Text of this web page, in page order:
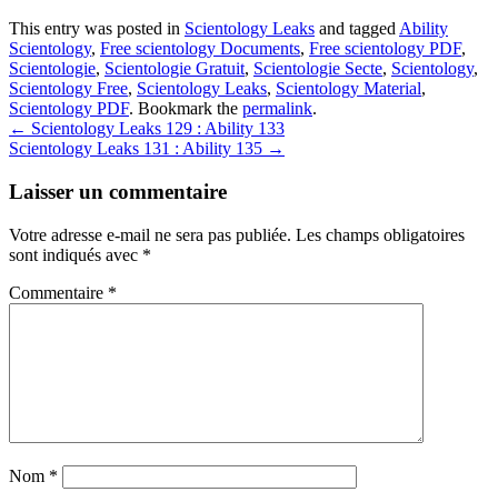
This entry was posted in Scientology Leaks and tagged Ability
Scientology, Free scientology Documents, Free scientology PDF,
Scientologie, Scientologie Gratuit, Scientologie Secte, Scientology,
Scientology Free, Scientology Leaks, Scientology Material,
Scientology PDF. Bookmark the permalink.
Post
navigation
← Scientology Leaks 129 : Ability 133
Scientology Leaks 131 : Ability 135 →
Laisser un commentaire
Votre adresse e-mail ne sera pas publiée. Les champs obligatoires
sont indiqués avec *
Commentaire *
Nom *